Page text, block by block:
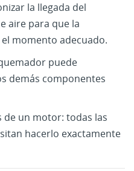
la llegada del
aire para que la
momento adecuado.
puede
demás componentes
de un motor: todas las
hacerlo exactamente